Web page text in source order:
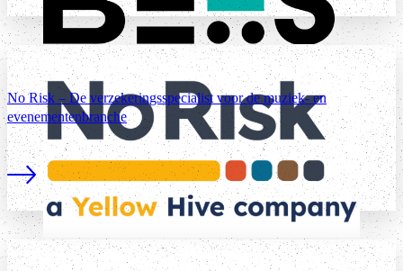
No Risk – De verzekeringsspecialist voor de muziek- en
evenementenbranche
Lees meer